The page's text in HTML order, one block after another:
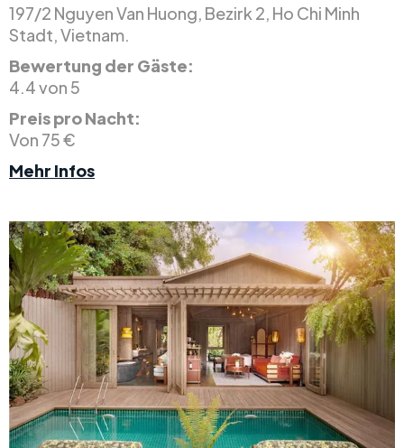
197/2 Nguyen Van Huong, Bezirk 2, Ho Chi Minh
Stadt, Vietnam.
Bewertung der Gäste:
4.4 von 5
Preis pro Nacht:
Von 75 €
Mehr Infos